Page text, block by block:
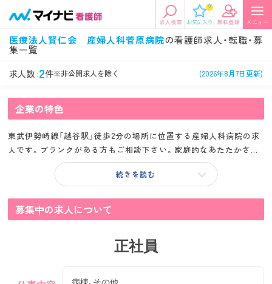
0
医療法人賢仁会 産婦人科菅原病院の看護師求人・転職・募
集一覧
求人数 :2件※非公開求人を除く (2026年8月7日更新)
企業の特色
東武伊勢崎線「越谷駅」徒歩2分の場所に位置する産婦人科病院の求
人です。ブランクがある方もご相談下さい。家庭的なあたたかさを
モットーにしている病院です。ご興味ある方には、面接対策ポイン
トなど、詳細をお話しいたしますのでお気軽にご相談ください。
続きを読む
募集中の求人について
正社員
エリアから探す
関東 北陸・信越
東海 関西
北海道・東北 中国・四国
希望の求人条件を選択
資格
看護師、准看護師など
勤務形態
施設形態
病院、クリニック・診療所など
担当業務
病棟、外来など
診察科目
循環器内科など
こだわり条件
正社員、契約社員など